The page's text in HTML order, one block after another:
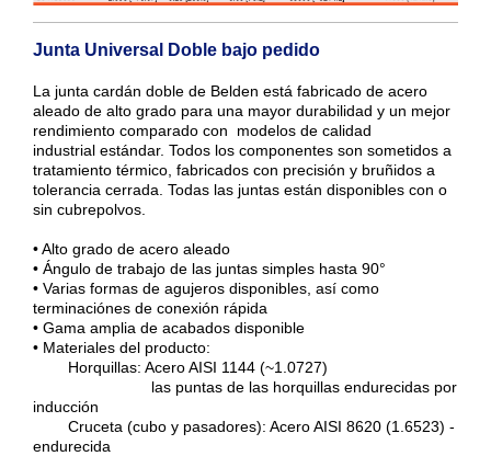
Junta Universal Doble bajo pedido
La junta cardán doble de Belden está fabricado de acero
aleado de alto grado para una mayor durabilidad y un mejor
rendimiento comparado con modelos de calidad
industrial estándar. Todos los componentes son sometidos a
tratamiento térmico, fabricados con precisión y bruñidos a
tolerancia cerrada. Todas las juntas están disponibles con o
sin cubrepolvos.
• Alto grado de acero aleado
• Ángulo de trabajo de las juntas simples hasta 90°
• Varias formas de agujeros disponibles, así como
terminaciónes de conexión rápida
• Gama amplia de acabados disponible
• Materiales del producto:
Horquillas: Acero AISI 1144 (~1.0727)
las puntas de las horquillas endurecidas por
inducción
Cruceta (cubo y pasadores): Acero AISI 8620 (1.6523) -
endurecida